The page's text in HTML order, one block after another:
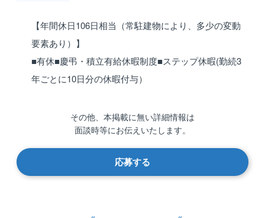
【年間休日106日相当（常駐建物により、多少の変動
要素あり）】
■有休■慶弔・積立有給休暇制度■ステップ休暇(勤続3
年ごとに10日分の休暇付与）
その他、本掲載に無い詳細情報は
面談時等にお伝えいたします。
応募する